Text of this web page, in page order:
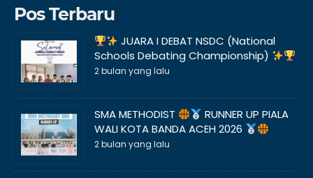
Pos Terbaru
JUARA I DEBAT NSDC (National
Schools Debating Championship)
2 bulan yang lalu
SMA METHODIST
RUNNER UP PIALA
WALI KOTA BANDA ACEH 2026
2 bulan yang lalu